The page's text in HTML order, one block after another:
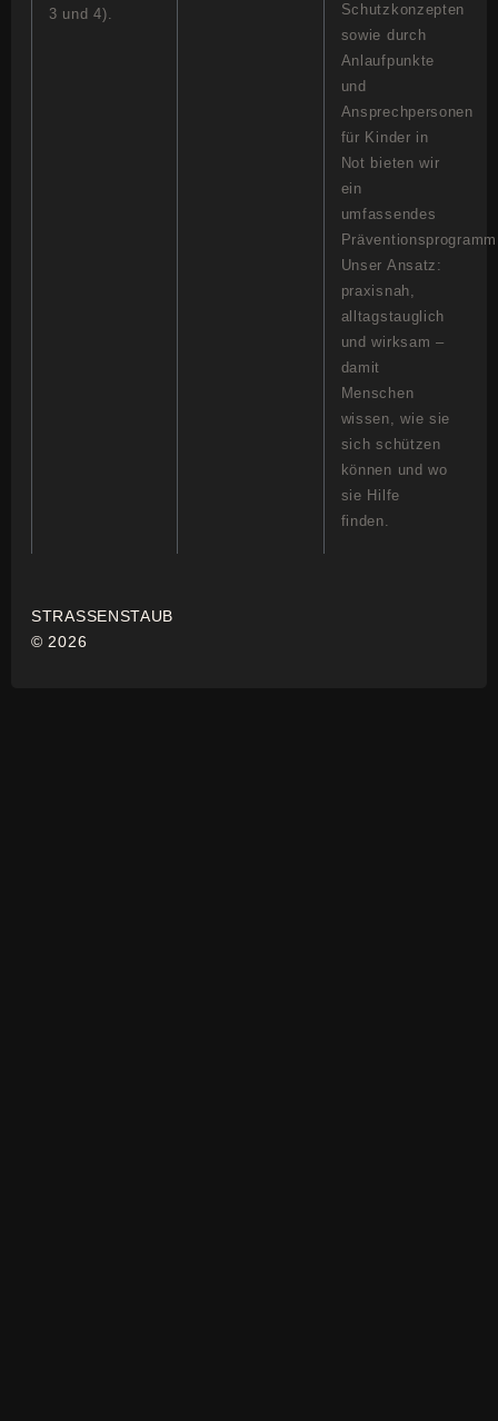
3 und 4).
Schutzkonzepten
sowie durch
Anlaufpunkte
und
Ansprechpersonen
für Kinder in
Not bieten wir
ein
umfassendes
Unser Ansatz:
praxisnah,
alltagstauglich
und wirksam –
damit
Menschen
wissen, wie sie
sich schützen
können und wo
sie Hilfe
finden.
STRASSENSTAUB
© 2026